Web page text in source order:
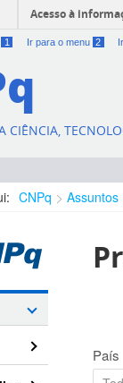
Acesso à
1 Ir para o menu 2
CIÊNCIA,
CNPq Assuntos
País